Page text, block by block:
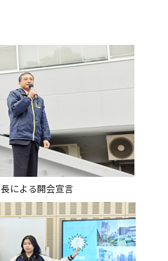
による開会宣言